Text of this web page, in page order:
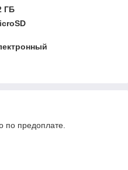
ГБ
по предоплате.